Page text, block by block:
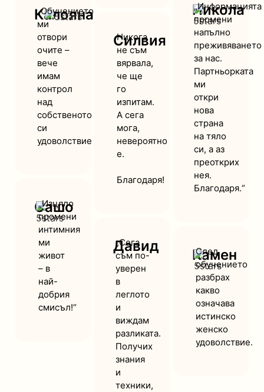
Калояна
„Обучението
ми
отвори
очите –
вече
имам
контрол
над
собственото
си
удоволствие.“
Сашо
„Изцяло
промени
интимния
ми
живот
– в
най-
добрия
смисъл!“
Силвия
Никога
не съм
вярвала,
че ще
го
изпитам.
А сега
мога,
невероятно
е.
Благодаря!
Давид
„Сега
съм по-
уверен
в
леглото
и
виждам
разликата.
Получих
знания
и
техники,
Никола
„Информацията
промени
напълно
преживяването
за нас.
Партньорката
ми
откри
нова
страна
на тяло
си, а аз
преоткрих
нея.
Благодаря.“
Камен
След
обучението
разбрах
какво
означава
истинско
женско
удоволствие.